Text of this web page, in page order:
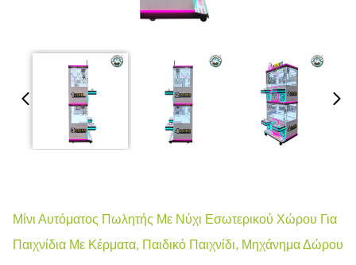
Μίνι Αυτόματος Πωλητής Με Νύχι Εσωτερικού Χώρου Για
Παιχνίδια Με Κέρματα, Παιδικό Παιχνίδι, Μηχάνημα Δώρου